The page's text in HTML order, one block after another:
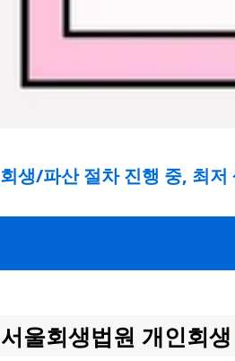
회생/파산 절차 진행 중, 최
서울회생법원 개인회